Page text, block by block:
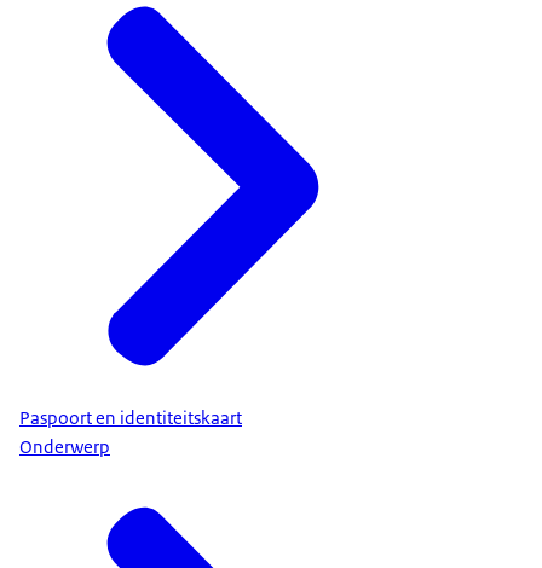
Paspoort en identiteitskaart
Onderwerp